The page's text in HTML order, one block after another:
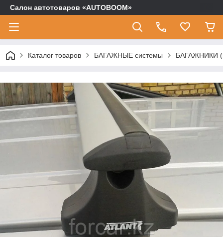
Салон автотоваров «AUTOBOOM»
Каталог товаров БАГАЖНЫЕ системы БАГАЖНИКИ